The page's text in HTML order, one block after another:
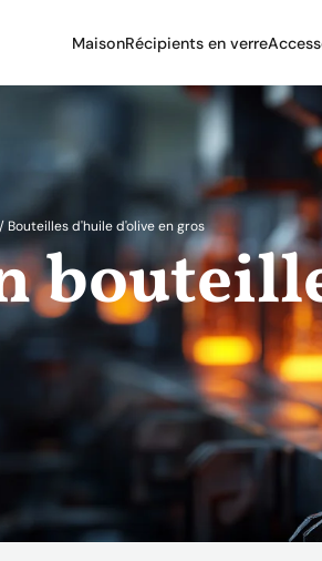
MaisonRécipients en verre
Boîte à
Pompes à
Bouteilles d'huile d'olive en gros